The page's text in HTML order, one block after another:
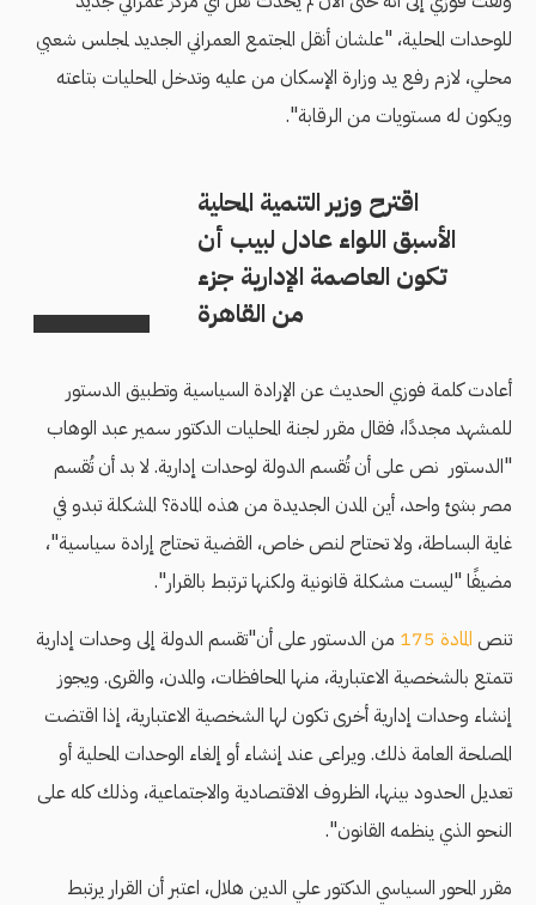
للوحدات المحلية، "علشان أنقل المجتمع العمراني الجديد لمجلس شعبي
محلي، لازم رفع يد وزارة الإسكان من عليه وتدخل المحليات بتاعته
ويكون له مستويات من الرقابة".
اقترح وزير التنمية المحلية
الأسبق اللواء عادل لبيب أن
تكون العاصمة الإدارية جزء
من القاهرة
أعادت كلمة فوزي الحديث عن الإرادة السياسية وتطبيق الدستور
للمشهد مجددًا، فقال مقرر لجنة المحليات الدكتور سمير عبد الوهاب
"الدستور نص على أن تُقسم الدولة لوحدات إدارية. لا بد أن تُقسم
مصر بشئ واحد، أين المدن الجديدة من هذه المادة؟ المشكلة تبدو في
غاية البساطة، ولا تحتاح لنص خاص، القضية تحتاج إرادة سياسية"،
مضيفًا "ليست مشكلة قانونية ولكنها ترتبط بالقرار".
تنص المادة 175
من الدستور على أن"تقسم الدولة إلى وحدات إدارية
تتمتع بالشخصية الاعتبارية، منها المحافظات، والمدن، والقرى. ويجوز
إنشاء وحدات إدارية أخرى تكون لها الشخصية الاعتبارية، إذا اقتضت
المصلحة العامة ذلك. ويراعى عند إنشاء أو إلغاء الوحدات المحلية أو
تعديل الحدود بينها، الظروف الاقتصادية والاجتماعية، وذلك كله على
النحو الذي ينظمه القانون".
مقرر المحور السياسي الدكتور علي الدين هلال، اعتبر أن القرار يرتبط